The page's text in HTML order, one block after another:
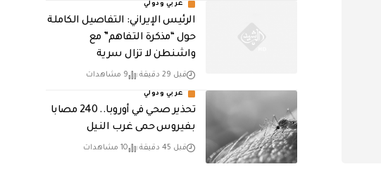
عربي ودولي
الرئيس الإيراني: التفاصيل الكاملة
حول “مذكرة التفاهم” مع
واشنطن لا تزال سرية
قبل 29 دقيقة 9 مشاهدات
عربي ودولي
تحذير صحي في أوروبا.. 240 مصابا
بفيروس حمى غرب النيل
قبل 45 دقيقة 10 مشاهدات